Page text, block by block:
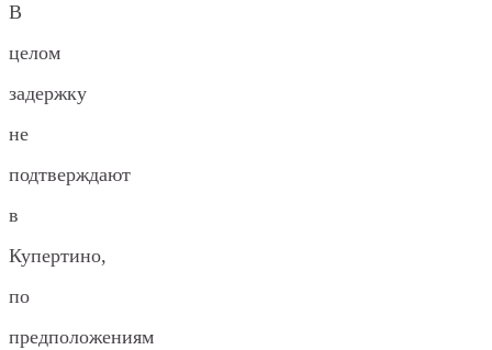
В
целом
задержку
не
подтверждают
в
Купертино,
по
предположениям